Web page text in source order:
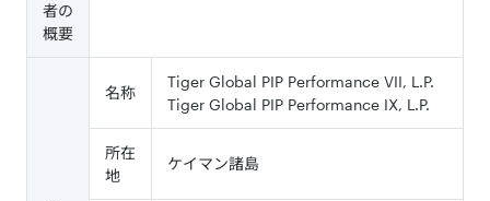
者の
概要
名称
Tiger Global PIP Performance VII, L.P.
Tiger Global PIP Performance IX, L.P.
所在
地
ケイマン諸島